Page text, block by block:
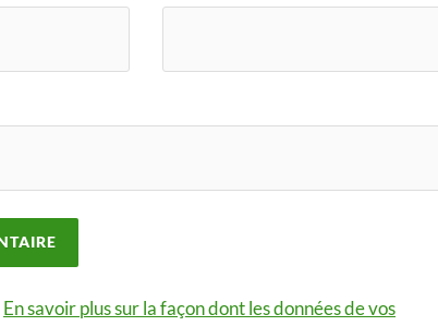
En savoir plus sur la façon dont les données de vos